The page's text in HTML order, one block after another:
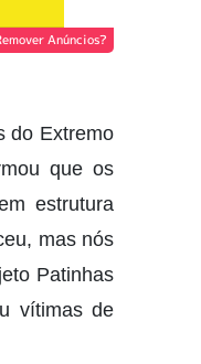
Anúncios?
do Extremo
que os
estrutura
mas nós
Patinhas
vítimas de